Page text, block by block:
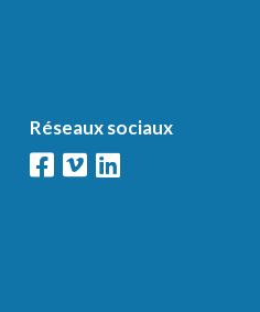
Réseaux sociaux